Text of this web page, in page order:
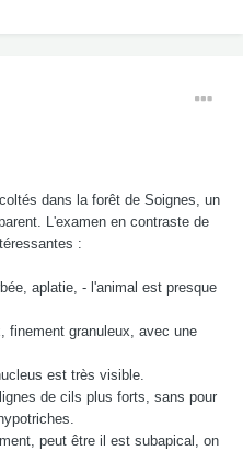
dans la forêt de Soignes, un
L'examen en contraste de
:
aplatie, - l'animal est presque
finement granuleux, avec une
est très visible.
de cils plus forts, sans pour
peut être il est subapical, on